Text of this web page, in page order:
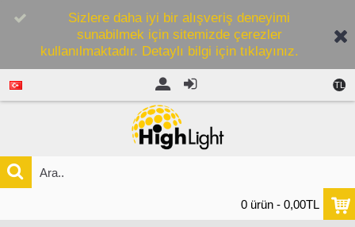
Sizlere daha iyi bir alışveriş deneyimi
sunabilmek için sitemizde çerezler
kullanılmaktadır. Detaylı bilgi için tıklayınız.
TL
0 ürün - 0,00TL